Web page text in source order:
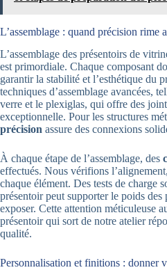
L’assemblage : quand précision rime
L’assemblage des présentoirs de
est primordiale. Chaque composant
garantir la stabilité et l’esthétique du
techniques d’assemblage avancées,
verre et le plexiglas, qui offre des
exceptionnelle. Pour les structures
précision assure des connexions
À chaque étape de l’assemblage, des
effectués. Nous vérifions
chaque élément. Des tests de charge
présentoir peut supporter le poids des
exposer. Cette attention méticuleuse
présentoir qui sort de notre atelier
qualité.
Personnalisation et finitions : donner